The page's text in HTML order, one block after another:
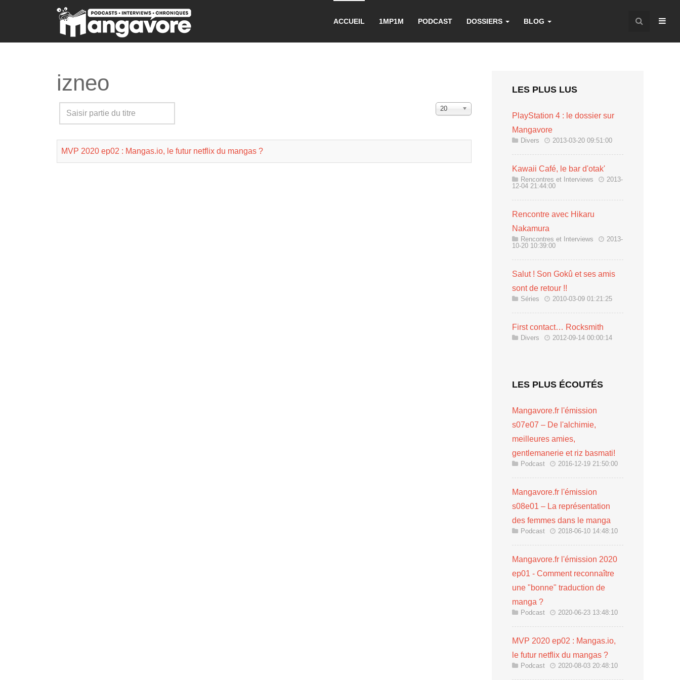
ACCUEIL 1MP1M PODCAST DOSSIERS BLOG
izneo
Saisir
partie
titre
Affichage
20
MVP 2020 ep02 : Mangas.io, le futur netflix du mangas ?
LES PLUS LUS
PlayStation 4 : le dossier sur
Mangavore
Divers 2013-03-20 09:51:00
Kawaii Café, le bar d'otak'
Rencontres et Interviews
2013-
12-04 21:44:00
Rencontre avec Hikaru
Nakamura
Rencontres et Interviews
2013-
10-20 10:39:00
Salut ! Son Gokû et ses amis
sont de retour !!
Séries 2010-03-09 01:21:25
First contact… Rocksmith
Divers 2012-09-14 00:00:14
LES PLUS ÉCOUTÉS
Mangavore.fr l'émission
s07e07 – De l'alchimie,
meilleures amies,
gentlemanerie et riz basmati!
Podcast 2016-12-19 21:50:00
Mangavore.fr l'émission
s08e01 – La représentation
des femmes dans le manga
Podcast 2018-06-10 14:48:10
Mangavore.fr l'émission 2020
ep01 - Comment reconnaître
une "bonne" traduction de
manga ?
Podcast 2020-06-23 13:48:10
MVP 2020 ep02 : Mangas.io,
le futur netflix du mangas ?
Podcast 2020-08-03 20:48:10